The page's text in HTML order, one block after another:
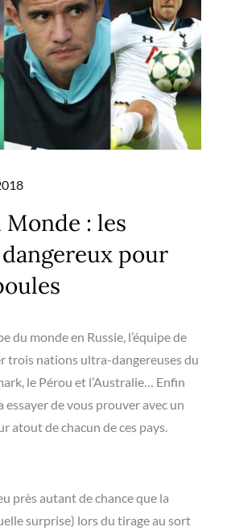
: les
pour
du monde en Russie, l’équipe de
trois nations ultra-dangereuses du
le Pérou et l’Australie… Enfin
essayer de vous prouver avec un
atout de chacun de ces pays.
près autant de chance que la
surprise) lors du tirage au sort